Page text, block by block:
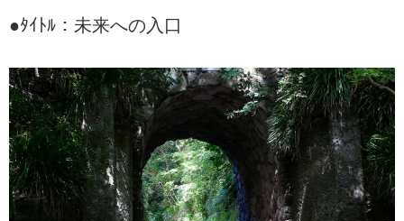
●ﾀｲﾄﾙ：未来への入口